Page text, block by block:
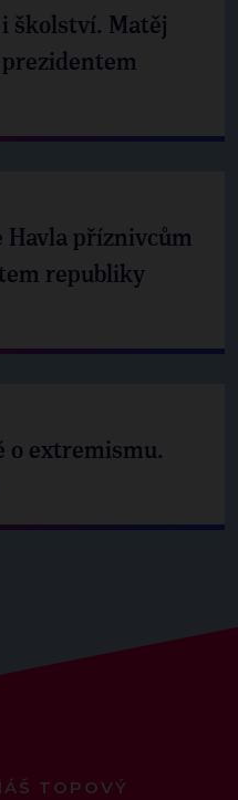
školství. Matěj
Havla příznivcům
republiky
o extremismu.
TOPOVÝ